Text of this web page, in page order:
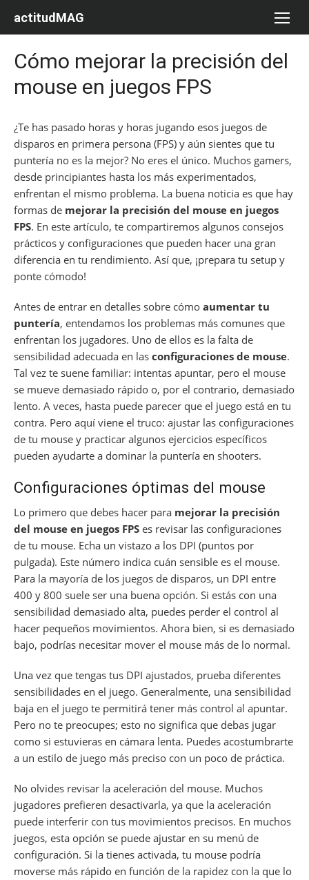
actitudMAG
Cómo mejorar la precisión del
mouse en juegos FPS
¿Te has pasado horas y horas jugando esos juegos de
disparos en primera persona (FPS) y aún sientes que tu
puntería no es la mejor? No eres el único. Muchos gamers,
desde principiantes hasta los más experimentados,
enfrentan el mismo problema. La buena noticia es que hay
formas de mejorar la precisión del mouse en juegos
FPS. En este artículo, te compartiremos algunos consejos
prácticos y configuraciones que pueden hacer una gran
diferencia en tu rendimiento. Así que, ¡prepara tu setup y
ponte cómodo!
Antes de entrar en detalles sobre cómo aumentar tu
puntería, entendamos los problemas más comunes que
enfrentan los jugadores. Uno de ellos es la falta de
sensibilidad adecuada en las configuraciones de mouse.
Tal vez te suene familiar: intentas apuntar, pero el mouse
se mueve demasiado rápido o, por el contrario, demasiado
lento. A veces, hasta puede parecer que el juego está en tu
contra. Pero aquí viene el truco: ajustar las configuraciones
de tu mouse y practicar algunos ejercicios específicos
pueden ayudarte a dominar la puntería en shooters.
Configuraciones óptimas del mouse
Lo primero que debes hacer para mejorar la precisión
del mouse en juegos FPS es revisar las configuraciones
de tu mouse. Echa un vistazo a los DPI (puntos por
pulgada). Este número indica cuán sensible es el mouse.
Para la mayoría de los juegos de disparos, un DPI entre
400 y 800 suele ser una buena opción. Si estás con una
sensibilidad demasiado alta, puedes perder el control al
hacer pequeños movimientos. Ahora bien, si es demasiado
bajo, podrías necesitar mover el mouse más de lo normal.
Una vez que tengas tus DPI ajustados, prueba diferentes
sensibilidades en el juego. Generalmente, una sensibilidad
baja en el juego te permitirá tener más control al apuntar.
Pero no te preocupes; esto no significa que debas jugar
como si estuvieras en cámara lenta. Puedes acostumbrarte
a un estilo de juego más preciso con un poco de práctica.
No olvides revisar la aceleración del mouse. Muchos
jugadores prefieren desactivarla, ya que la aceleración
puede interferir con tus movimientos precisos. En muchos
juegos, esta opción se puede ajustar en su menú de
configuración. Si la tienes activada, tu mouse podría
moverse más rápido en función de la rapidez con la que lo